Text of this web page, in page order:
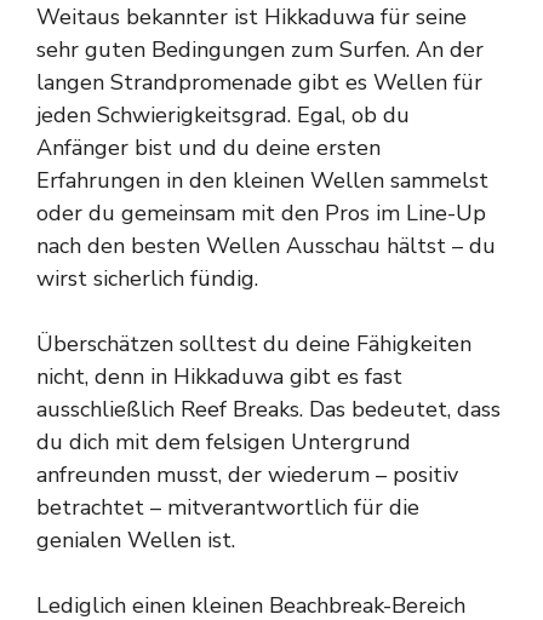
Weitaus bekannter ist Hikkaduwa für seine
sehr guten Bedingungen zum Surfen. An der
langen Strandpromenade gibt es Wellen für
jeden Schwierigkeitsgrad. Egal, ob du
Anfänger bist und du deine ersten
Erfahrungen in den kleinen Wellen sammelst
oder du gemeinsam mit den Pros im Line-Up
nach den besten Wellen Ausschau hältst – du
wirst sicherlich fündig.
Überschätzen solltest du deine Fähigkeiten
nicht, denn in Hikkaduwa gibt es fast
ausschließlich Reef Breaks. Das bedeutet, dass
du dich mit dem felsigen Untergrund
anfreunden musst, der wiederum – positiv
betrachtet – mitverantwortlich für die
genialen Wellen ist.
Lediglich einen kleinen Beachbreak-Bereich